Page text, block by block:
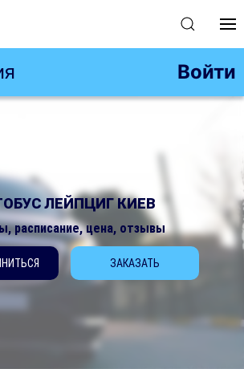
Войти
ЛЕЙПЦИГ КИЕВ
расписание, цена, отзывы
ЗАКАЗАТЬ